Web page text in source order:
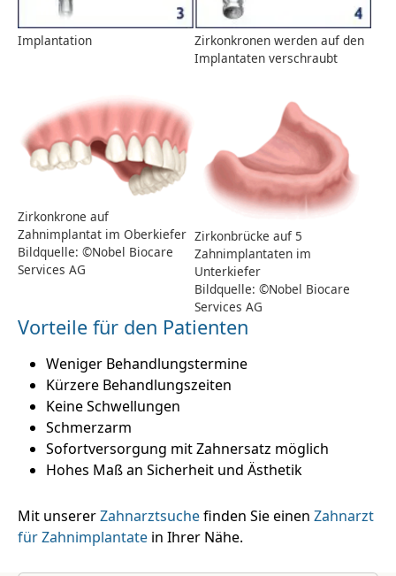
Implantation
Zirkonkronen werden auf den
Implantaten verschraubt
Zirkonkrone auf
Zahnimplantat im Oberkiefer
Bildquelle: ©Nobel Biocare
Services AG
Zirkonbrücke auf 5
Zahnimplantaten im
Unterkiefer
Bildquelle: ©Nobel Biocare
Services AG
Vorteile für den Patienten
Weniger Behandlungstermine
Kürzere Behandlungszeiten
Keine Schwellungen
Schmerzarm
Sofortversorgung mit Zahnersatz möglich
Hohes Maß an Sicherheit und Ästhetik
Mit unsererZahnarztsuchefinden Sie einen Zahnarzt
für Zahnimplantate in Ihrer Nähe.